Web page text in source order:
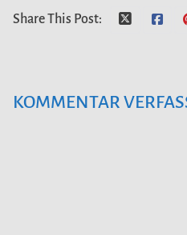
Share This Post:
KOMMENTAR